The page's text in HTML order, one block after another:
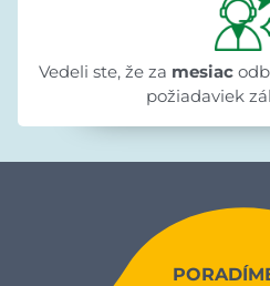
Vedeli ste, že za mesiac
požiadaviek